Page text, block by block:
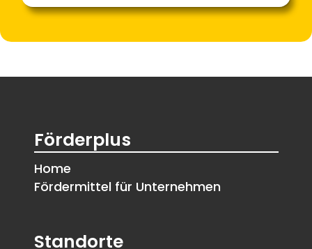
Förderplus
Home
Fördermittel für Unternehmen
Standorte